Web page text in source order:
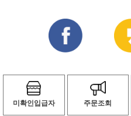
미확인입급자 주문조회